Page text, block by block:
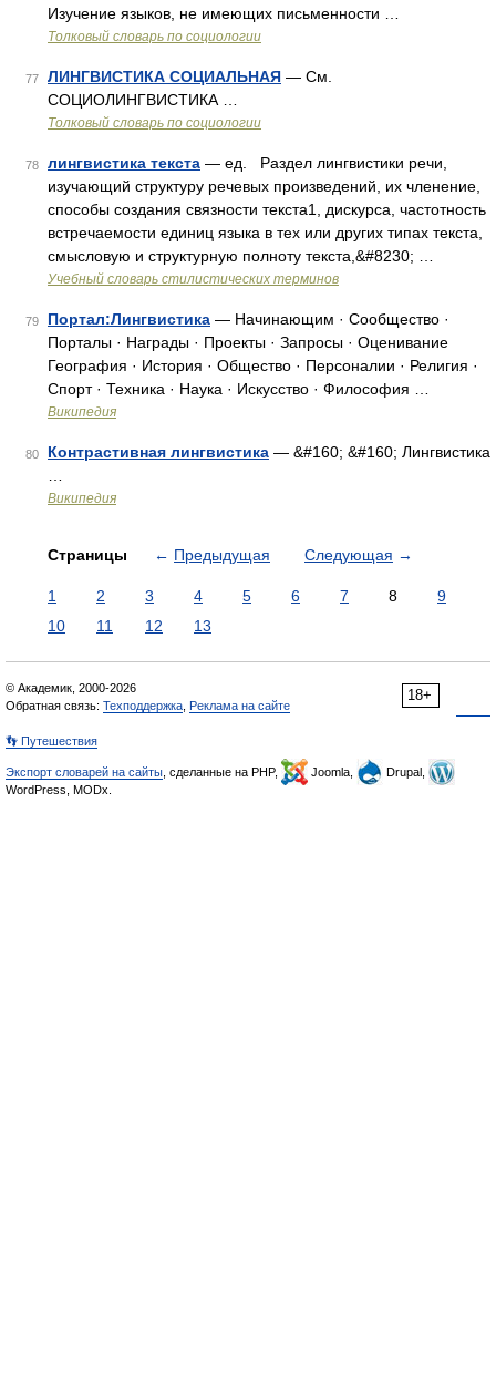
Изучение языков, не имеющих письменности …
Толковый словарь по социологии
77 ЛИНГВИСТИКА СОЦИАЛЬНАЯ — См.
СОЦИОЛИНГВИСТИКА …
Толковый словарь по социологии
78 лингвистика текста — ед. Раздел лингвистики речи,
изучающий структуру речевых произведений, их членение,
способы создания связности текста1, дискурса, частотность
встречаемости единиц языка в тех или других типах текста,
смысловую и структурную полноту текста,&#8230; …
Учебный словарь стилистических терминов
79 Портал:Лингвистика — Начинающим · Сообщество ·
Порталы · Награды · Проекты · Запросы · Оценивание
География · История · Общество · Персоналии · Религия ·
Спорт · Техника · Наука · Искусство · Философия …
Википедия
80 Контрастивная лингвистика — &#160; &#160; Лингвистика
Википедия
Страницы ← Предыдущая Следующая →
1 2 3 4 5 6 7 8
9
10
11 12 13
18+
© Академик, 2000-2026
Обратная связь: Техподдержка Реклама на сайте
👣 Путешествия
Экспорт словарей на сайты , сделанные на PHP, Joomla,
Drupal,
WordPress, MODx.